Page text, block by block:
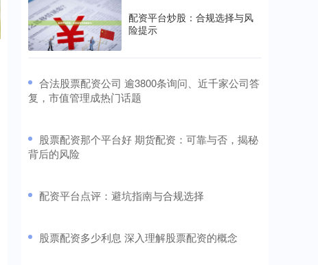
配资平台炒股：合规选择与风
险提示
​合法股票配资公司 逾3800条询问、近千家公司答
复，市值管理成热门话题
​股票配资那个平台好 期货配资：可靠与否，揭秘
背后的风险
​配资平台点评：避坑指南与合规选择
​股票配资多少利息 深入理解股票配资的概念